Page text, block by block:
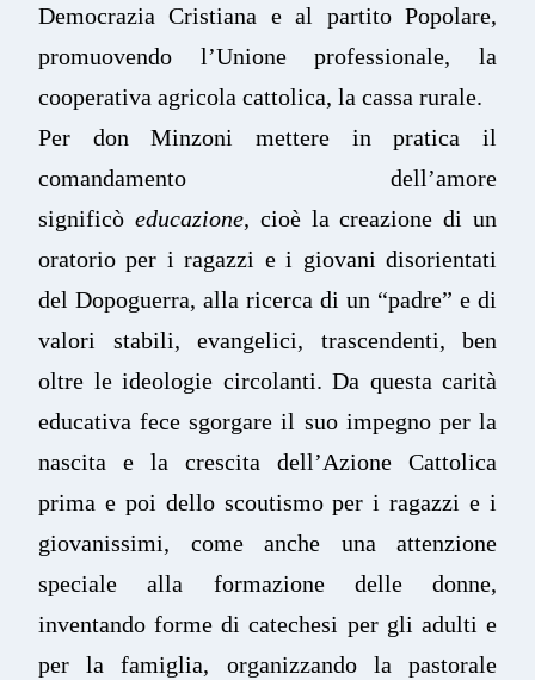
Democrazia Cristiana e al partito Popolare,
promuovendo l’Unione professionale, la
cooperativa agricola cattolica, la cassa rurale.
Per don Minzoni mettere in pratica il
comandamento dell’amore
significò educazione, cioè la creazione di un
oratorio per i ragazzi e i giovani disorientati
del Dopoguerra, alla ricerca di un “padre” e di
valori stabili, evangelici, trascendenti, ben
oltre le ideologie circolanti. Da questa carità
educativa fece sgorgare il suo impegno per la
nascita e la crescita dell’Azione Cattolica
prima e poi dello scoutismo per i ragazzi e i
giovanissimi, come anche una attenzione
speciale alla formazione delle donne,
inventando forme di catechesi per gli adulti e
per la famiglia, organizzando la pastorale